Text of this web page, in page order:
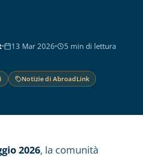
13 Mar 2026 5 min di lettura
Notizie di AbroadLink
2026, la comunità